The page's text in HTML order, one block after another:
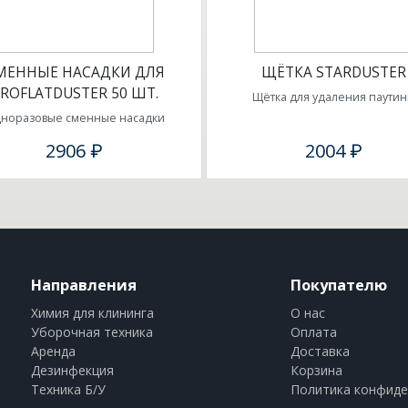
НАСАДКИ ДЛЯ
50 ШТ.
сменные насадки
2906 ₽
ЩЁТКА STARDUSTER
Щётка для удаления
2004 ₽
Направления
Химия для клининга
Уборочная техника
Аренда
Дезинфекция
Техника Б/У
Покупателю
О нас
Оплата
Доставка
Корзина
Политика